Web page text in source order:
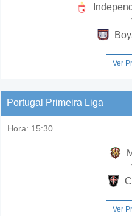
Ver
Portugal Primeira Liga
Hora: 15:30
Ver